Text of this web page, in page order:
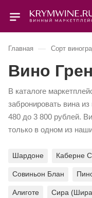
Главная — Сорт
Вино
В каталоге
забронировать вина
480 до 3 800 рублей.
только в одном из
Шардоне Каберне
Совиньон Блан
Алиготе Сира